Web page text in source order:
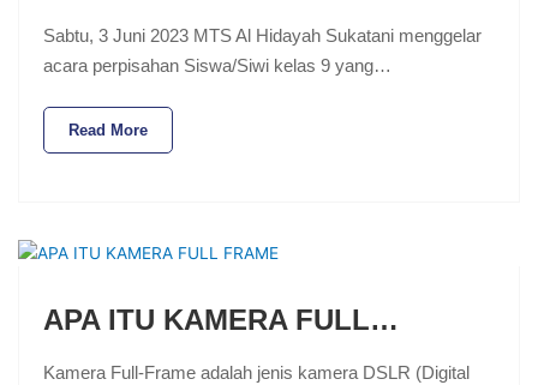
Sabtu, 3 Juni 2023 MTS Al Hidayah Sukatani menggelar
acara perpisahan Siswa/Siwi kelas 9 yang…
Read More
APA ITU KAMERA FULL…
Kamera Full-Frame adalah jenis kamera DSLR (Digital